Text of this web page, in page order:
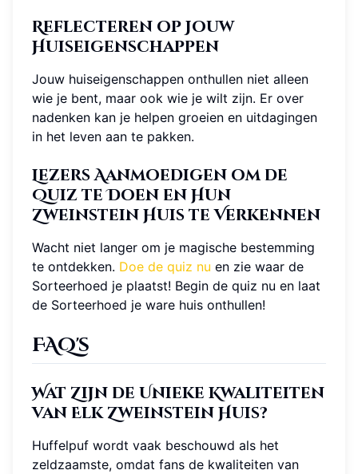
Reflecteren op Jouw
Huiseigenschappen
Jouw huiseigenschappen onthullen niet alleen
wie je bent, maar ook wie je wilt zijn. Er over
nadenken kan je helpen groeien en uitdagingen
in het leven aan te pakken.
Lezers Aanmoedigen om de
Quiz te Doen en Hun
Zweinstein Huis te Verkennen
Wacht niet langer om je magische bestemming
te ontdekken. Doe de quiz nu en zie waar de
Sorteerhoed je plaatst! Begin de quiz nu en laat
de Sorteerhoed je ware huis onthullen!
FAQ's
Wat Zijn de Unieke Kwaliteiten
van Elk Zweinstein Huis?
Huffelpuf wordt vaak beschouwd als het
zeldzaamste, omdat fans de kwaliteiten van